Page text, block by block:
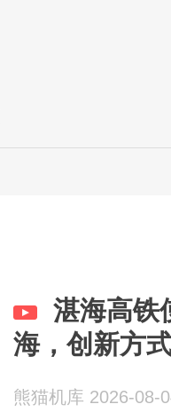
湛海高铁
海，创新方
熊猫机库 2026-08-